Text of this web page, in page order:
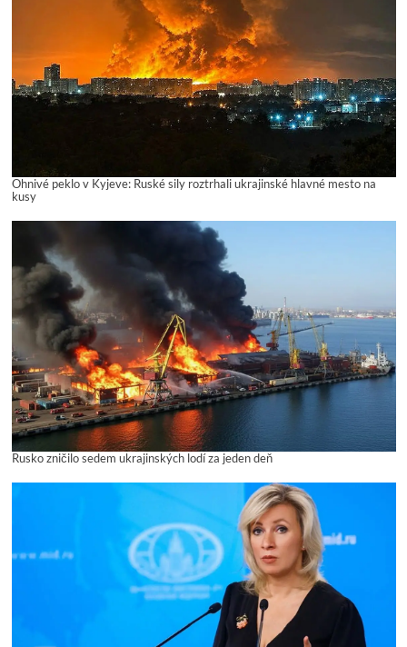
Ohnivé peklo v Kyjeve: Ruské sily roztrhali ukrajinské hlavné mesto na
kusy
Rusko zničilo sedem ukrajinských lodí za jeden deň